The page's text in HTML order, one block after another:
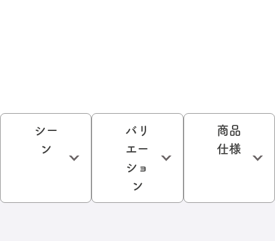
シー
ン
バリ
エー
ショ
ン
商品
仕様